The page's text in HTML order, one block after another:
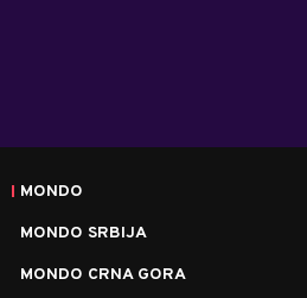
MONDO
MONDO SRBIJA
MONDO CRNA GORA